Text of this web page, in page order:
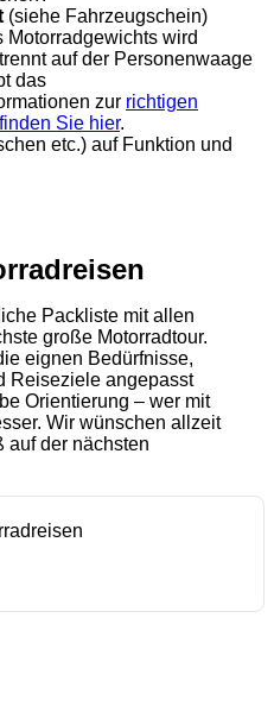
(siehe Fahrzeugschein)
Motorradgewichts wird
auf der Personenwaage
das
zur richtigen
Sie hier.
etc.) auf Funktion und
Packliste mit allen
große Motorradtour.
eignen Bedürfnisse,
Reiseziele angepasst
Orientierung – wer mit
Wir wünschen allzeit
auf der nächsten